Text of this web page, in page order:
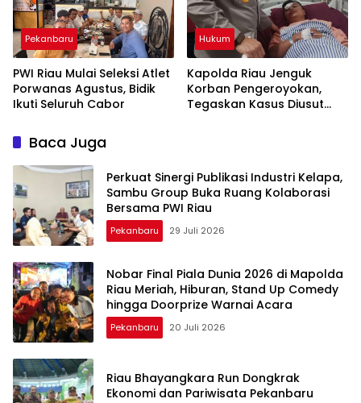
Pekanbaru
PWI Riau Mulai Seleksi Atlet
Porwanas Agustus, Bidik
Ikuti Seluruh Cabor
Hukum
Kapolda Riau Jenguk
Korban Pengeroyokan,
Tegaskan Kasus Diusut
Baca Juga
Perkuat Sinergi Publikasi Industri Kelapa,
Sambu Group Buka Ruang Kolaborasi
Bersama PWI Riau
Pekanbaru 29 Juli 2026
Nobar Final Piala Dunia 2026 di Mapolda
Riau Meriah, Hiburan, Stand Up Comedy
hingga Doorprize Warnai Acara
Pekanbaru 20 Juli 2026
Riau Bhayangkara Run Dongkrak
Ekonomi dan Pariwisata Pekanbaru